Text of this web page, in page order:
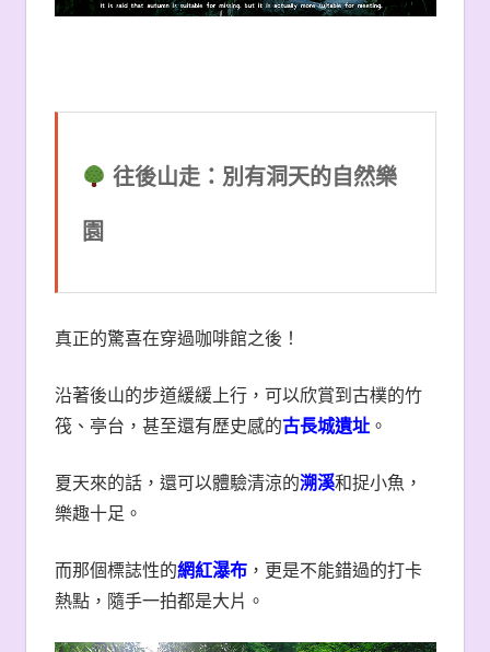
往後山走：別有洞天的自然樂
園
真正的驚喜在穿過咖啡館之後！
沿著後山的步道緩緩上行，可以欣賞到古樸的竹
筏、亭台，甚至還有歷史感的古長城遺址。
夏天來的話，還可以體驗清涼的溯溪和捉小魚，
樂趣十足。
而那個標誌性的網紅瀑布，更是不能錯過的打卡
熱點，隨手一拍都是大片。